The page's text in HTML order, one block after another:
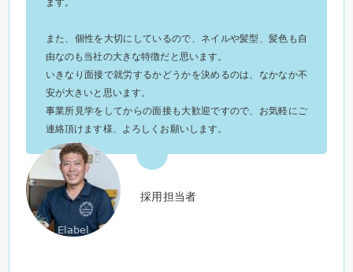
採用担当者
また、個性を大切にしているので、ネイルや髪型、髪色も自
由なのも当社の大きな特徴だと思います。
いきなり面接で就労するかどうかを決めるのは、なかなか不
安が大きいと思います。
事業所見学をしてからの面接も大歓迎ですので、お気軽にご
連絡頂けます様、よろしくお願いします。